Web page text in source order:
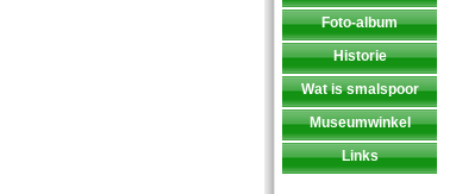
Foto-album
Historie
Wat is smalspoor
Museumwinkel
Links